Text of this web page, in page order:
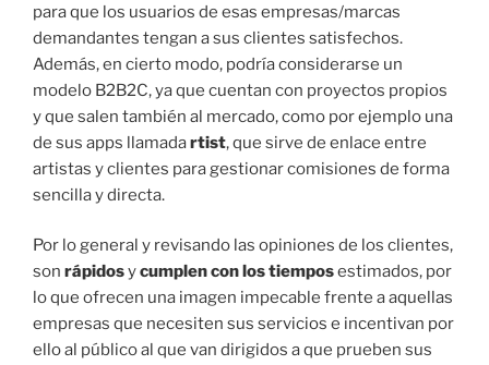
para que los usuarios de esas empresas/marcas
demandantes tengan a sus clientes satisfechos.
Además, en cierto modo, podría considerarse un
modelo B2B2C, ya que cuentan con proyectos propios
y que salen también al mercado, como por ejemplo una
de sus apps llamadartist, que sirve de enlace entre
artistas y clientes para gestionar comisiones de forma
sencilla y directa.
Por lo general y revisando las opiniones de los clientes,
son rápidosycumplen con los tiemposestimados, por
lo que ofrecen una imagen impecable frente a aquellas
empresas que necesiten sus servicios e incentivan por
ello al público al que van dirigidos a que prueben sus